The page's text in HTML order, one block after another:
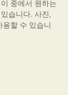
중에서 원하는
습니다. 사진,
할 수 있습니